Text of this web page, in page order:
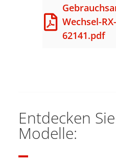
Wechsel-
62141.pdf
Entdecken
Modelle: